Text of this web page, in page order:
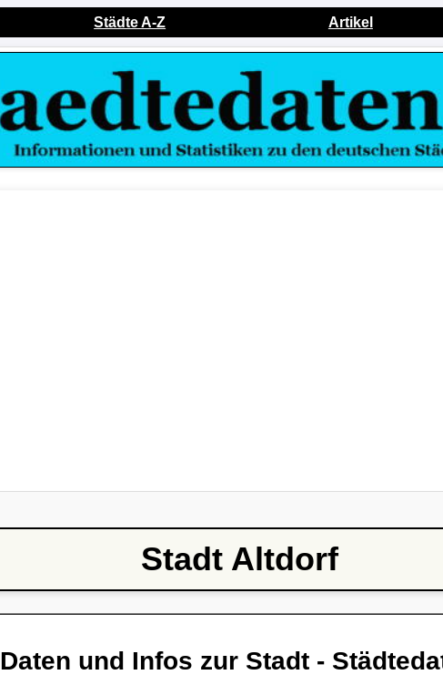
Städte A-Z Artikel
Stadt Altdorf
Daten und Infos zur Stadt -